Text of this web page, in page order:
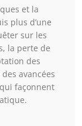
et la
plus d’une
sur les
la perte de
des
avancées
façonnent